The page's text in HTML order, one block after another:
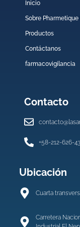
Inicio
Sobre Pharmetique
Productos
Contáctanos
farmacovigilancia
Contacto
+58-212-626-
Ubicación
Cuarta
Carretera